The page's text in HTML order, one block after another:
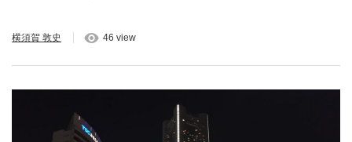
横須賀 敦史 46 view